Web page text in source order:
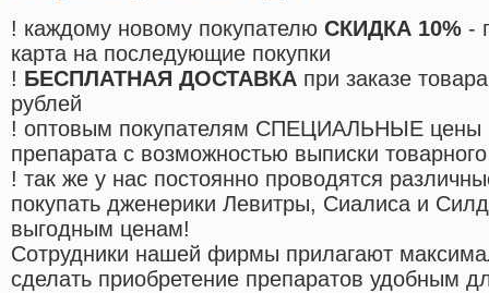
! каждому новому покупателю СКИДКА 10% -
карта на последующие покупки
! БЕСПЛАТНАЯ ДОСТАВКА при заказе
рублей
! оптовым покупателям СПЕЦИАЛЬНЫЕ цены
препарата с возможностью выписки
! так же у нас постоянно проводятся
покупать дженерики Левитры, Сиалиса и
выгодным ценам!
Cотрудники нашей фирмы прилагают
сделать приобретение препаратов удобным